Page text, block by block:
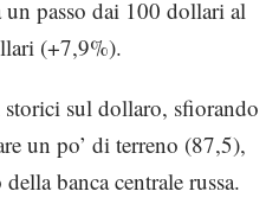
passo dai 100 dollari al
(+7,9%).
sul dollaro, sfiorando
un po’ di terreno (87,5),
banca centrale russa.